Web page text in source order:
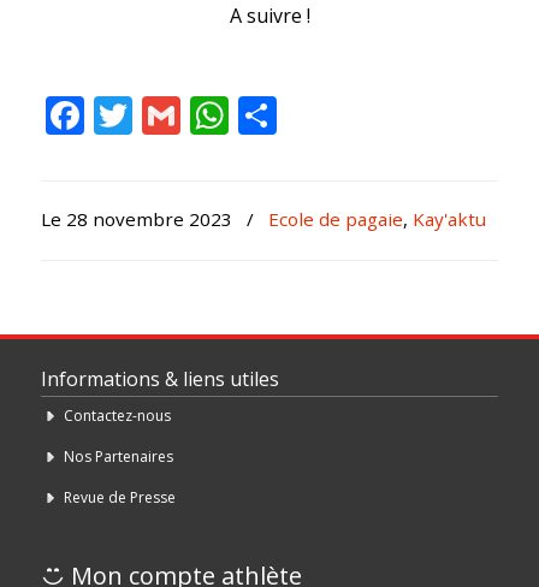
A suivre !
Facebook
Twitter
GmailWhatsApp
Le 28 novembre 2023 / Ecole de pagaie, Kay'aktu
Informations & liens utiles
Contactez-nous
Nos Partenaires
Revue de Presse
Mon compte athlète